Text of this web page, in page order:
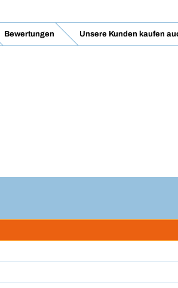
Bewertungen Unsere Kunden kaufen